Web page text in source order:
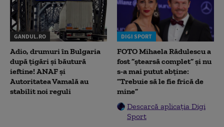
GANDUL.RO
Adio, drumuri în Bulgaria
după țigări și băutură
ieftine! ANAF și
Autoritatea Vamală au
stabilit noi reguli
DIGI SPORT
FOTO Mihaela Rădulescu a
fost ”ștearsă complet” și nu
s-a mai putut abține:
”Trebuie să le fie frică de
mine”
Descarcă aplicația Digi
Sport